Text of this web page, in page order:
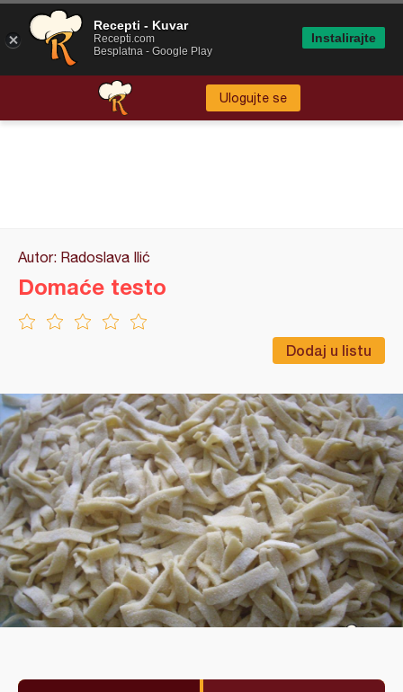
Ulogujte se
Autor: Radoslava Ilić
Dodaj u listu
Domaće testo
Recepti - Kuvar
Recepti.com
Besplatna - Google Play
Instalirajte